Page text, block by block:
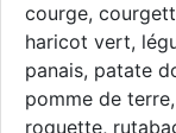
courge,
haricot vert,
panais, patate
pomme de
roquette,